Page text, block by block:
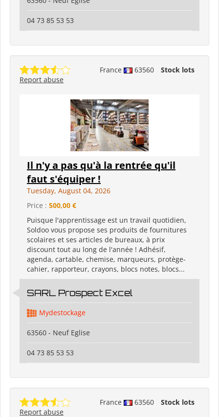
04 73 85 53 53
France 63560
Stock lots
Report abuse
Il n'y a pas qu'à la rentrée qu'il
faut s'équiper !
Tuesday, August 04, 2026
Price : 500,00 €
Puisque l'apprentissage est un travail quotidien,
Soldoo vous propose ses produits de fournitures
scolaires et ses articles de bureaux, à prix
discount tout au long de l'année ! Adhésif,
agenda, cartable, chemise, marqueurs, protège-
cahier, rapporteur, crayons, blocs notes, blocs...
SARL Prospect Excel
Mydestockage
63560 - Neuf Eglise
04 73 85 53 53
France 63560
Stock lots
Report abuse